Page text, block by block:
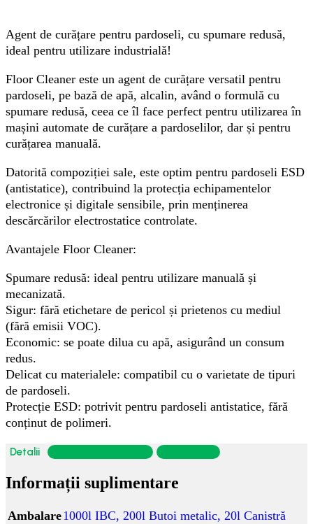
Agent de curățare pentru pardoseli, cu spumare redusă,
ideal pentru utilizare industrială!
Floor Cleaner este un agent de curățare versatil pentru
pardoseli, pe bază de apă, alcalin, având o formulă cu
spumare redusă, ceea ce îl face perfect pentru utilizarea în
mașini automate de curățare a pardoselilor, dar și pentru
curățarea manuală.
Datorită compoziției sale, este optim pentru pardoseli ESD
(antistatice), contribuind la protecția echipamentelor
electronice și digitale sensibile, prin menținerea
descărcărilor electrostatice controlate.
Avantajele Floor Cleaner:
Spumare redusă: ideal pentru utilizare manuală și
mecanizată.
Sigur: fără etichetare de pericol și prietenos cu mediul
(fără emisii VOC).
Economic: se poate dilua cu apă, asigurând un consum
redus.
Delicat cu materialele: compatibil cu o varietate de tipuri
de pardoseli.
Protecție ESD: potrivit pentru pardoseli antistatice, fără
conținut de polimeri.
Detalii
Informații suplimentare
Ambalare1000l IBC, 200l Butoi metalic, 20l Canistră